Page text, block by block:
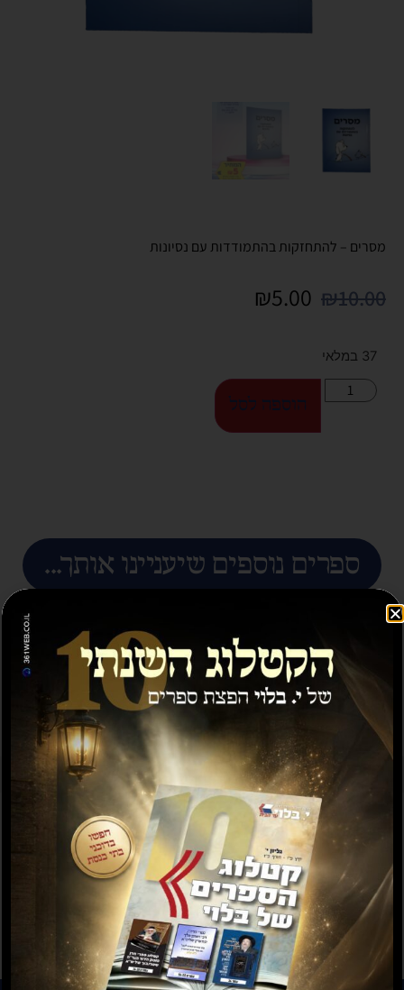
מסרים – להתחזקות בהתמודדות עם נסיונות
₪10.00
₪5.00
37 במלאי
הוספה לסל
ספרים נוספים שיעניינו אותך...
תשועה ברוב יועץ
₪35.00 ₪ 15.00
תשובה מאת הרב ראובן
לויכטר שליטא
30.00